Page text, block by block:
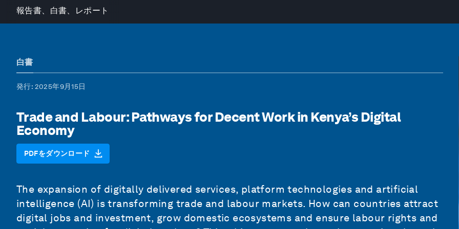
報告書、白書、レポート
白書
発行: 2025年9月15日
Trade and Labour: Pathways for Decent Work in Kenya’s Digital
Economy
PDFをダウンロード
The expansion of digitally delivered services, platform technologies and artificial
intelligence (AI) is transforming trade and labour markets. How can countries attract
digital jobs and investment, grow domestic ecosystems and ensure labour rights and